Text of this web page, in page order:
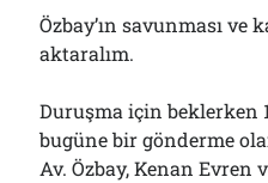
Özbay’ın savunması ve
aktaralım.
Duruşma için beklerken
bugüne bir gönderme
Av. Özbay, Kenan Evren